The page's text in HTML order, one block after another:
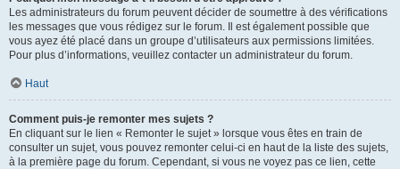
Les administrateurs du forum peuvent décider de soumettre à des vérifications
les messages que vous rédigez sur le forum. Il est également possible que
vous ayez été placé dans un groupe d’utilisateurs aux permissions limitées.
Pour plus d’informations, veuillez contacter un administrateur du forum.
Haut
Comment puis-je remonter mes sujets ?
En cliquant sur le lien « Remonter le sujet » lorsque vous êtes en train de
consulter un sujet, vous pouvez remonter celui-ci en haut de la liste des sujets,
à la première page du forum. Cependant, si vous ne voyez pas ce lien, cette